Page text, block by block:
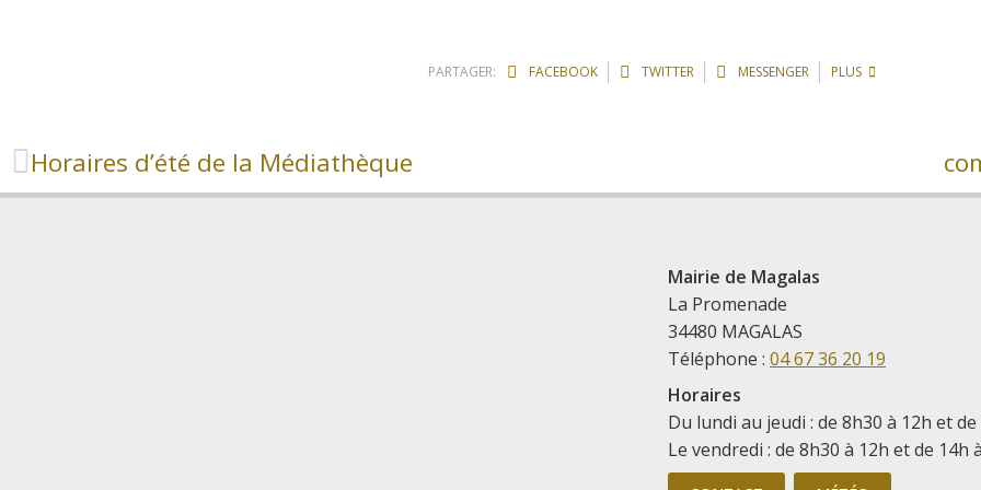
PARTAGER: FACEBOOK TWITTER MESSENGER PLUS
Horaires d’été de la Médiathèque
Mairie de Magalas
La Promenade
34480 MAGALAS
Téléphone : 04 67 36 20 19
Horaires
Du lundi au jeudi : de 8h30 à 12h et
Le vendredi : de 8h30 à 12h et de 14h